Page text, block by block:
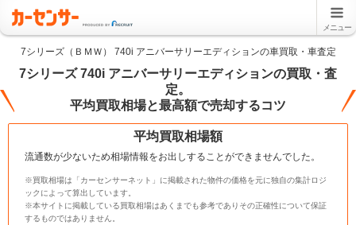
メニュー
7シリーズ（ＢＭＷ） 740i アニバーサリーエディションの車買取・車査定
7シリーズ 740i アニバーサリーエディションの買取・査
定。
平均買取相場と最高額で売却するコツ
平均買取相場額
流通数が少ないため相場情報をお出しすることができませんでした。
※買取相場は「カーセンサーネット」に掲載された物件の価格を元に独自の集計ロジ
ックによって算出しています。
※本サイトに掲載している買取相場はあくまでも参考でありその正確性について保証
するものではありません。